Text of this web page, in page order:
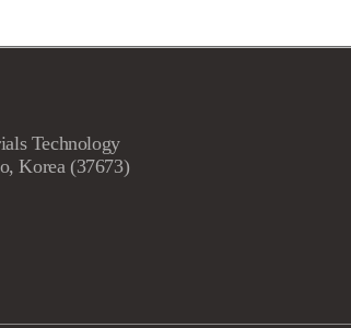
Technology
Korea (37673)